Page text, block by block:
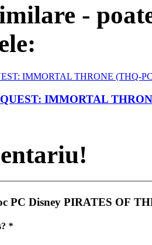
-
IMMORTAL
PC Disney PIRATES OF
*